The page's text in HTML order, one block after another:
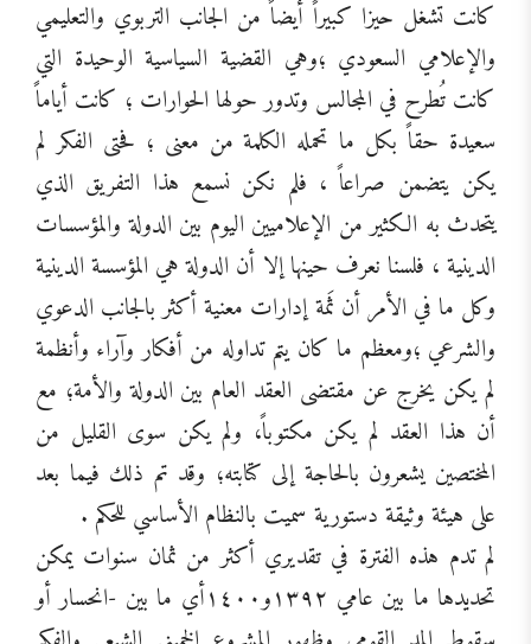
كانت تشغل حيزا كبيراً أيضاً من الجانب التربوي والتعليمي
والإعلامي السعودي ؛وهي القضية السياسية الوحيدة التي
كانت تُطرح في المجالس وتدور حولها الحوارات ؛ كانت أياماً
سعيدة حقاً بكل ما تحمله الكلمة من معنى ؛ فحتى الفكر لم
يكن يتضمن صراعاً ، فلم نكن نسمع هذا التفريق الذي
يتحدث به الكثير من الإعلاميين اليوم بين الدولة والمؤسسات
الدينية ، فلسنا نعرف حينها إلا أن الدولة هي المؤسسة الدينية
وكل ما في الأمر أن ثَمة إدارات معنية أكثر بالجانب الدعوي
والشرعي ؛ومعظم ما كان يتم تداوله من أفكار وآراء وأنظمة
لم يكن يخرج عن مقتضى العقد العام بين الدولة والأمة؛ مع
أن هذا العقد لم يكن مكتوباً، ولم يكن سوى القليل من
المختصين يشعرون بالحاجة إلى كتابته؛ وقد تم ذلك فيما بعد
على هيئة وثيقة دستورية سميت بالنظام الأساسي للحكم .
لم تدم هذه الفترة في تقديري أكثر من ثمان سنوات يمكن
تحديدها ما بين عامي ١٣٩٢و١٤٠٠أي ما بين -انحسار أو